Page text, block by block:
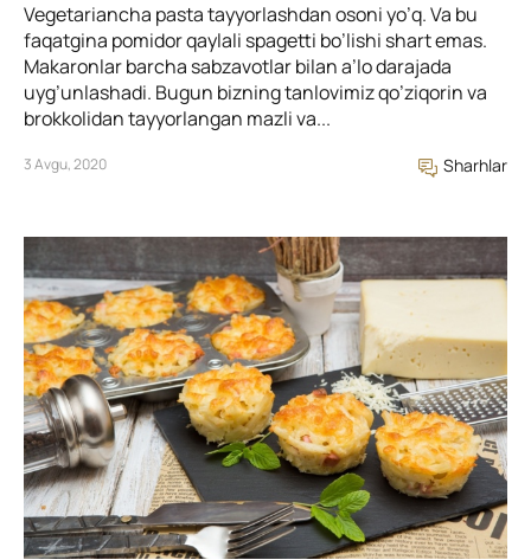
Vegetariancha pasta tayyorlashdan osoni yo’q. Va bu
faqatgina pomidor qaylali spagetti bo’lishi shart emas.
Makaronlar barcha sabzavotlar bilan a’lo darajada
uyg’unlashadi. Bugun bizning tanlovimiz qo’ziqorin va
brokkolidan tayyorlangan mazli va...
3 Avgu, 2020 Sharhlar